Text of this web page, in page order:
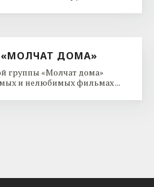
«МОЛЧАТ ДОМА»
группы «Молчат дома»
и нелюбимых фильмах ...